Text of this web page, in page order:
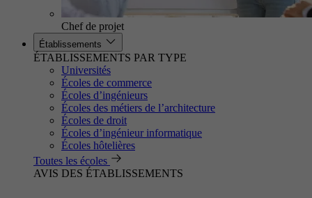
Chef de projet
Établissements
ÉTABLISSEMENTS PAR TYPE
Universités
Écoles de commerce
Écoles d’ingénieurs
Écoles des métiers de l’architecture
Écoles de droit
Écoles d’ingénieur informatique
Écoles hôtelières
Toutes les écoles
AVIS DES ÉTABLISSEMENTS